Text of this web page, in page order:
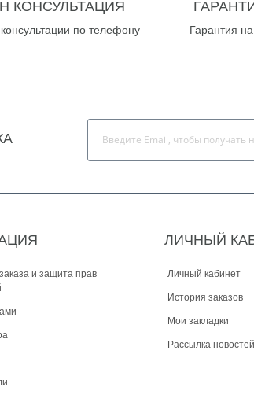
КОНСУЛЬТАЦИЯ
по телефону Гарантия
и защита прав
ЛИЧНЫЙ
Личный кабинет
История заказов
Мои закладки
Рассылка новостей